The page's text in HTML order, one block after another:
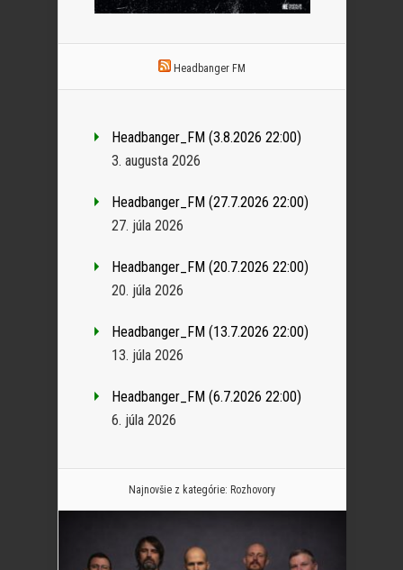
Headbanger FM
Headbanger_FM (3.8.2026 22:00)
3. augusta 2026
Headbanger_FM (27.7.2026 22:00)
27. júla 2026
Headbanger_FM (20.7.2026 22:00)
20. júla 2026
Headbanger_FM (13.7.2026 22:00)
13. júla 2026
Headbanger_FM (6.7.2026 22:00)
6. júla 2026
Najnovšie z kategórie: Rozhovory